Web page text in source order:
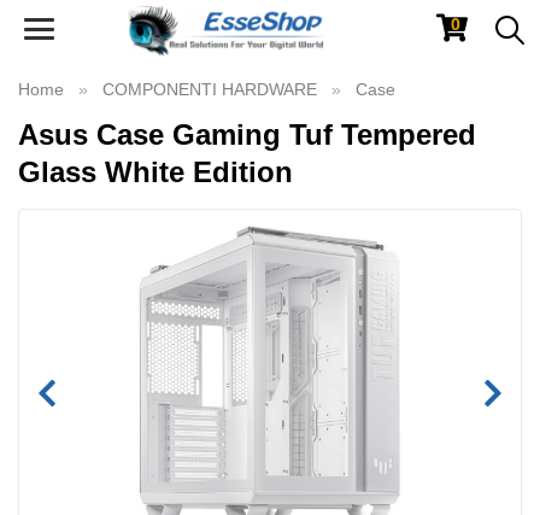
Toggle
0
Home COMPONENTI HARDWARE Case
Asus Case Gaming Tuf Tempered
Glass White Edition